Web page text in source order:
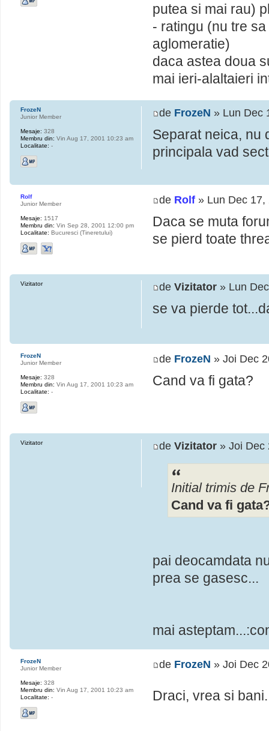
putea si mai rau)
- ratingu (nu tre
aglomeratie)
daca astea doua
mai ieri-alaltaieri
de FrozeN » Lun Dec
Separat neica, nu
principala vad
FrozeN
Junior Member
Mesaje: 328
Membru din: Vin Aug 17, 2001 10:23 am
Localitate: -
de Rolf » Lun Dec
Daca se muta
se pierd toate
Rolf
Junior Member
Mesaje: 1517
Membru din: Vin Sep 28, 2001 12:00 pm
Localitate: Bucuresci (Tineretului)
de Vizitator » Lun
se va pierde
Vizitator
de FrozeN » Joi Dec
Cand va fi gata?
FrozeN
Junior Member
Mesaje: 328
Membru din: Vin Aug 17, 2001 10:23 am
Localitate: -
de Vizitator » Joi Dec
Initial trimis de
Cand va fi
pai deocamdata
prea se gasesc...
mai
Vizitator
de FrozeN » Joi Dec
Draci, vrea si
FrozeN
Junior Member
Mesaje: 328
Membru din: Vin Aug 17, 2001 10:23 am
Localitate: -